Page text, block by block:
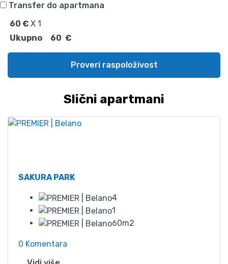
Transfer do apartmana
60 € X 1
Ukupno
60 €
Proveri raspoloživost
Slični apartmani
SAKURA PARK
4
1
60m2
0 Komentara